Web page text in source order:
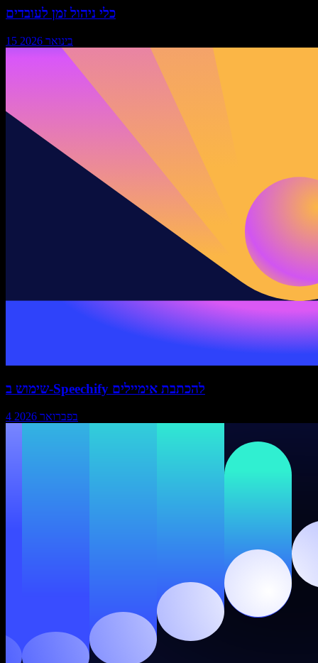
כלי ניהול זמן לעובדים
15 בינואר 2026
שימוש ב-Speechify להכתבת אימיילים
4 בפברואר 2026